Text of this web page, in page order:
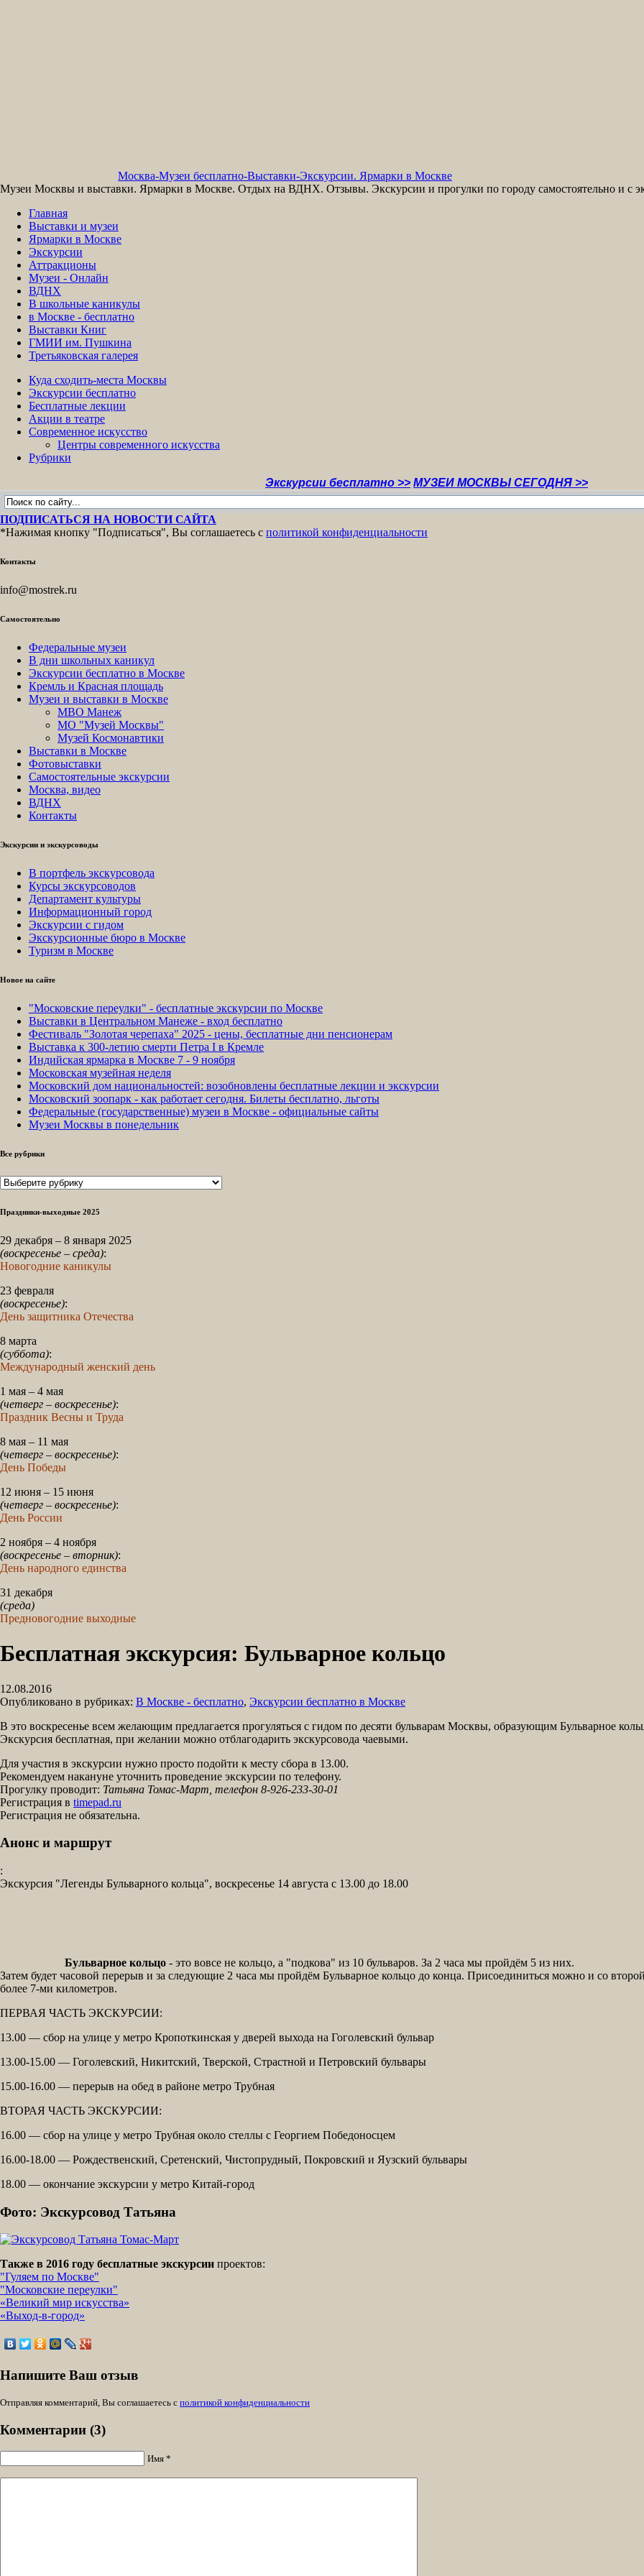
Москва-Музеи бесплатно-Выставки-Экскурсии. Ярмарки в Москве
Музеи Москвы и выставки. Ярмарки в Москве. Отдых на ВДНХ. Отзывы. Экскурсии и прогулки по городу самостоятельно и с
Главная
Выставки и музеи
Ярмарки в Москве
Экскурсии
Аттракционы
Музеи - Онлайн
ВДНХ
В школьные каникулы
в Москве - бесплатно
Выставки Книг
ГМИИ им. Пушкина
Третьяковская галерея
Куда сходить-места Москвы
Экскурсии бесплатно
Бесплатные лекции
Акции в театре
Современное искусство
Центры современного искусства
Рубрики
Экскурсии бесплатно >> МУЗЕИ МОСКВЫ СЕГОДНЯ >>
ПОДПИСАТЬСЯ НА НОВОСТИ САЙТА
*Нажимая кнопку "Подписаться", Вы соглашаетесь с политикой конфиденциальности
Контакты
info@mostrek.ru
Самостоятельно
Федеральные музеи
В дни школьных каникул
Экскурсии бесплатно в Москве
Кремль и Красная площадь
Музеи и выставки в Москве
МВО Манеж
МО "Музей Москвы"
Музей Космонавтики
Выставки в Москве
Фотовыставки
Самостоятельные экскурсии
Москва, видео
ВДНХ
Контакты
Экскурсии и экскурсоводы
В портфель экскурсовода
Курсы экскурсоводов
Департамент культуры
Информационный город
Экскурсии с гидом
Экскурсионные бюро в Москве
Туризм в Москве
Новое на сайте
"Московские переулки" - бесплатные экскурсии по Москве
Выставки в Центральном Манеже - вход бесплатно
Фестиваль "Золотая черепаха" 2025 - цены, бесплатные дни пенсионерам
Выставка к 300-летию смерти Петра I в Кремле
Индийская ярмарка в Москве 7 - 9 ноября
Московская музейная неделя
Московский дом национальностей: возобновлены бесплатные лекции и экскурсии
Московский зоопарк - как работает сегодня. Билеты бесплатно, льготы
Федеральные (государственные) музеи в Москве - официальные сайты
Музеи Москвы в понедельник
Все рубрики
Все
Праздники-выходные 2025
29 декабря – 8 января 2025
(воскресенье – среда):
Новогодние каникулы
23 февраля
(воскресенье):
День защитника Отечества
8 марта
(суббота):
Международный женский день
1 мая – 4 мая
(четверг – воскресенье):
Праздник Весны и Труда
8 мая – 11 мая
(четверг – воскресенье):
День Победы
12 июня – 15 июня
(четверг – воскресенье):
День России
2 ноября – 4 ноября
(воскресенье – вторник):
День народного единства
31 декабря
(среда)
Предновогодние выходные
Бесплатная экскурсия: Бульварное кольцо
12.08.2016
Опубликовано в рубриках: В Москве - бесплатно, Экскурсии бесплатно в Москве
В это воскресенье всем желающим предлагается прогуляться с гидом по десяти бульварам Москвы, образующим Бульварное
Экскурсия бесплатная, при желании можно отблагодарить экскурсовода чаевыми.
Для участия в экскурсии нужно просто подойти к месту сбора в 13.00.
Рекомендуем накануне уточнить проведение экскурсии по телефону.
Прогулку проводит: Татьяна Томас-Март, телефон 8-926-233-30-01
Регистрация в timepad.ru
Регистрация не обязательна.
Анонс и маршрут
:
Экскурсия "Легенды Бульварного кольца", воскресенье 14 августа с 13.00 до 18.00
Бульварное кольцо - это вовсе не кольцо, а "подкова" из 10 бульваров. За 2 часа мы пройдём 5 из них.
Затем будет часовой перерыв и за следующие 2 часа мы пройдём Бульварное кольцо до конца. Присоединиться можно и со
более 7-ми километров.
ПЕРВАЯ ЧАСТЬ ЭКСКУРСИИ:
13.00 — сбор на улице у метро Кропоткинская у дверей выхода на Гоголевский бульвар
13.00-15.00 — Гоголевский, Никитский, Тверской, Страстной и Петровский бульвары
15.00-16.00 — перерыв на обед в районе метро Трубная
ВТОРАЯ ЧАСТЬ ЭКСКУРСИИ:
16.00 — сбор на улице у метро Трубная около стеллы с Георгием Победоносцем
16.00-18.00 — Рождественский, Сретенский, Чистопрудный, Покровский и Яузский бульвары
18.00 — окончание экскурсии у метро Китай-город
Фото: Экскурсовод Татьяна
Также в 2016 году бесплатные экскурсии проектов:
"Гуляем по Москве"
"Московские переулки"
«Великий мир искусства»
«Выход-в-город»
Напишите Ваш отзыв
Отправляя комментарий, Вы соглашаетесь с политикой конфиденциальности
Комментарии (3)
Имя *